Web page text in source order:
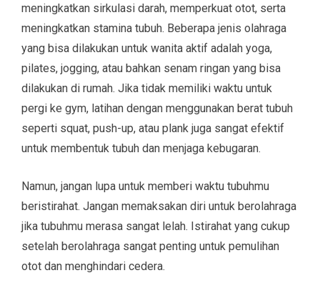
meningkatkan sirkulasi darah, memperkuat otot, serta
meningkatkan stamina tubuh. Beberapa jenis olahraga
yang bisa dilakukan untuk wanita aktif adalah yoga,
pilates, jogging, atau bahkan senam ringan yang bisa
dilakukan di rumah. Jika tidak memiliki waktu untuk
pergi ke gym, latihan dengan menggunakan berat tubuh
seperti squat, push-up, atau plank juga sangat efektif
untuk membentuk tubuh dan menjaga kebugaran.
Namun, jangan lupa untuk memberi waktu tubuhmu
beristirahat. Jangan memaksakan diri untuk berolahraga
jika tubuhmu merasa sangat lelah. Istirahat yang cukup
setelah berolahraga sangat penting untuk pemulihan
otot dan menghindari cedera.